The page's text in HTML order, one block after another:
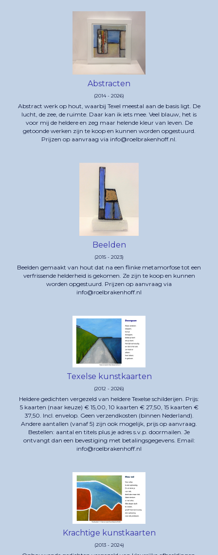
Abstracten
(2014 - 2026)
Abstract werk op hout, waarbij Texel meestal aan de basis ligt. De
lucht, de zee, de ruimte. Daar kan ik iets mee. Veel blauw, het is
voor mij de heldere en zeg maar helende kleur van leven. De
getoonde werken zijn te koop en kunnen worden opgestuurd.
Prijzen op aanvraag via info@roelbrakenhoff.nl.
Beelden
(2015 - 2023)
Beelden gemaakt van hout dat na een flinke metamorfose tot een
verfrissende helderheid is gekomen. Ze zijn te koop en kunnen
worden opgestuurd. Prijzen op aanvraag via
info@roelbrakenhoff.nl
Texelse kunstkaarten
(2012 - 2026)
Heldere gedichten vergezeld van heldere Texelse schilderijen. Prijs:
5 kaarten (naar keuze) € 15,00, 10 kaarten € 27,50, 15 kaarten €
37,50. Incl. envelop. Geen verzendkosten (binnen Nederland).
Andere aantallen (vanaf 5) zijn ook mogelijk, prijs op aanvraag.
Bestellen: aantal en titels plus je adres s.v.p. doormailen. Je
ontvangt dan een bevestiging met betalingsgegevens. Email:
info@roelbrakenhoff.nl
Krachtige kunstkaarten
(2013 - 2024)